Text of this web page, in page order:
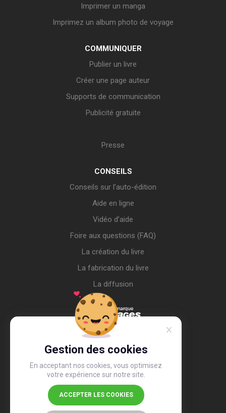
Gestion des cookies
En acceptant nos cookies, vous optimisez
votre expérience sur notre site.
ACCEPTER LES COOKIES
Imprimer un manga
Imprimez un album photo de voyage
COMMUNIQUER
Publier un livre
Créer une page auteur
Supports de communication
Publicité gratuite
Presse
CONSEILS
Conseils sur l’auto-édition
Aide en ligne
Vidéo d’aide
Foire aux questions (FAQ)
La création du livre
La fabrication du livre
La diffusion
4,4